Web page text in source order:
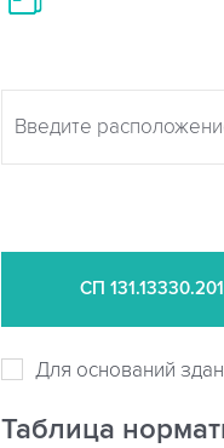
СП
Для оснований
Таблица